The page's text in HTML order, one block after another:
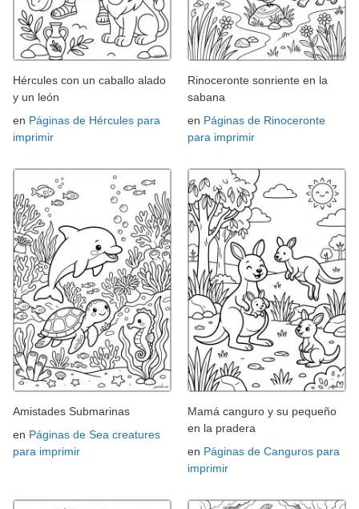
Hércules con un caballo alado
y un león
en Páginas de Hércules para
imprimir
Rinoceronte sonriente en la
sabana
en Páginas de Rinoceronte
para imprimir
Amistades Submarinas
en Páginas de Sea creatures
para imprimir
Mamá canguro y su pequeño
en la pradera
en Páginas de Canguros para
imprimir